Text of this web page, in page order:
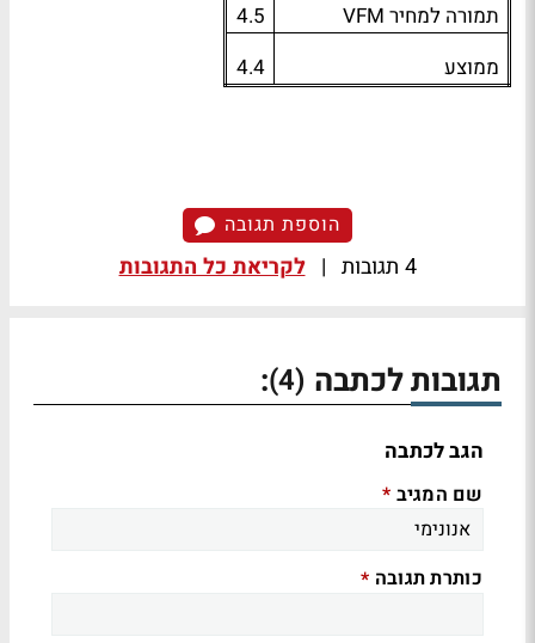
תמורה למחיר VFM
4.5
ממוצע
4.4
הוספת תגובה
4 תגובות | לקריאת כל התגובות
תגובות לכתבה (4)
:
הגב לכתבה
שם המגיב *
כותרת תגובה *